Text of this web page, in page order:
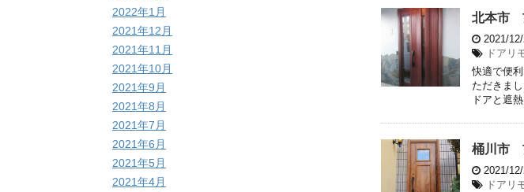
北本市
2021/
ドアリ
快適で便
ただきま
ドアと遮
桶川市
2021/
ドアリ
2022年1月
2021年12月
2021年11月
2021年10月
2021年9月
2021年8月
2021年7月
2021年6月
2021年5月
2021年4月